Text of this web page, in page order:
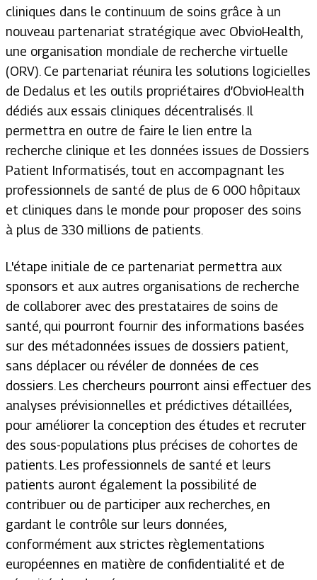
cliniques dans le continuum de soins grâce à un
nouveau partenariat stratégique avec ObvioHealth,
une organisation mondiale de recherche virtuelle
(ORV). Ce partenariat réunira les solutions logicielles
de Dedalus et les outils propriétaires d’ObvioHealth
dédiés aux essais cliniques décentralisés. Il
permettra en outre de faire le lien entre la
recherche clinique et les données issues de Dossiers
Patient Informatisés, tout en accompagnant les
professionnels de santé de plus de 6 000 hôpitaux
et cliniques dans le monde pour proposer des soins
à plus de 330 millions de patients.
L'étape initiale de ce partenariat permettra aux
sponsors et aux autres organisations de recherche
de collaborer avec des prestataires de soins de
santé, qui pourront fournir des informations basées
sur des métadonnées issues de dossiers patient,
sans déplacer ou révéler de données de ces
dossiers. Les chercheurs pourront ainsi effectuer des
analyses prévisionnelles et prédictives détaillées,
pour améliorer la conception des études et recruter
des sous-populations plus précises de cohortes de
patients. Les professionnels de santé et leurs
patients auront également la possibilité de
contribuer ou de participer aux recherches, en
gardant le contrôle sur leurs données,
conformément aux strictes règlementations
européennes en matière de confidentialité et de